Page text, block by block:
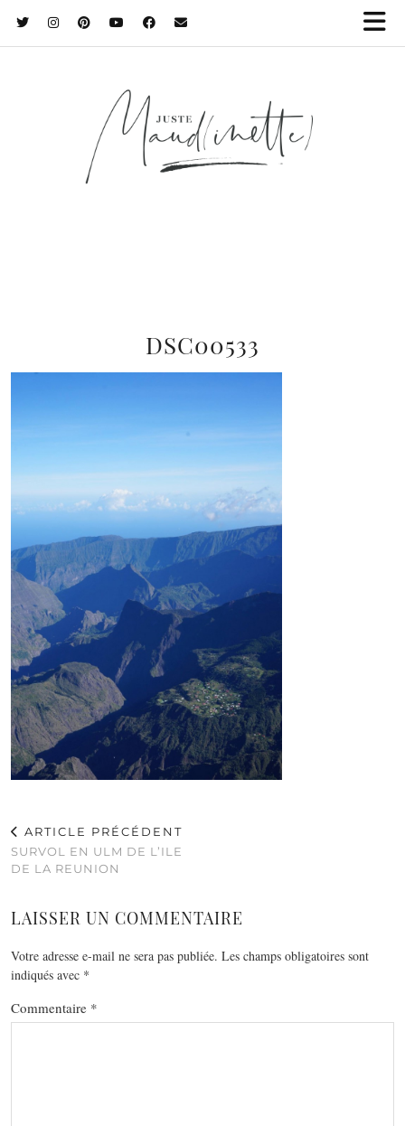
DSC00533
ARTICLE PRÉCÉDENT
SURVOL EN ULM DE L’ILE
DE LA REUNION
LAISSER UN COMMENTAIRE
Votre adresse e-mail ne sera pas publiée. Les champs obligatoires sont
indiqués avec *
Commentaire *